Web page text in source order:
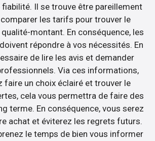
Il se trouve être pareillement
les tarifs pour trouver le
montant. En conséquence, les
répondre à vos nécessités. En
de lire les avis et demander
Via ces informations,
faire un choix éclairé et trouver le
cela vous permettra de faire des
terme. En conséquence, vous serez
achat et éviterez les regrets futurs.
le temps de bien vous informer